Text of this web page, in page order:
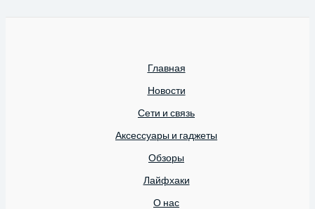
Главная
Новости
Сети и связь
Аксессуары и гаджеты
Обзоры
Лайфхаки
О нас